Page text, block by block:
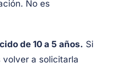
No es
de 10 a 5 años. Si
volver a solicitarla